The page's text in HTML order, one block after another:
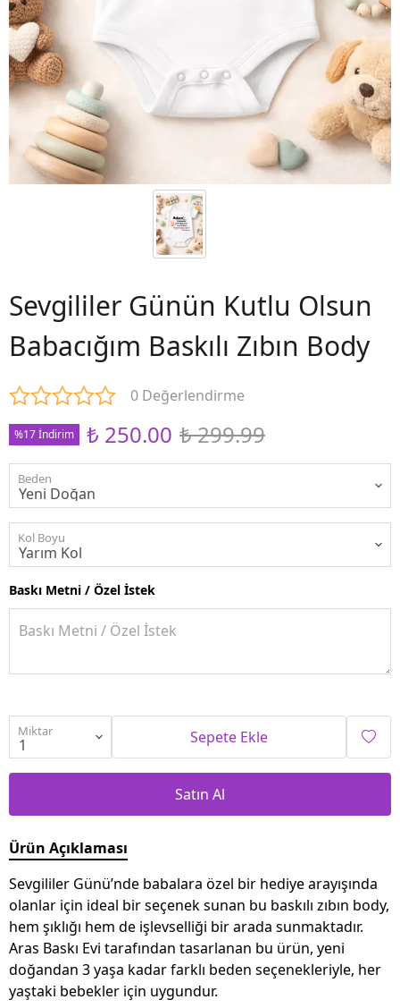
Sevgililer Günün Kutlu Olsun
Babacığım Baskılı Zıbın Body
0 Değerlendirme
%17 İndirim ₺ 250.00 ₺ 299.99
Beden
Kol Boyu
Baskı Metni / Özel İstek
Miktar Sepete Ekle
Satın Al
Ürün Açıklaması
Sevgililer Günü’nde babalara özel bir hediye arayışında
olanlar için ideal bir seçenek sunan bu baskılı zıbın body,
hem şıklığı hem de işlevselliği bir arada sunmaktadır.
Aras Baskı Evi tarafından tasarlanan bu ürün, yeni
doğandan 3 yaşa kadar farklı beden seçenekleriyle, her
yaştaki bebekler için uygundur.